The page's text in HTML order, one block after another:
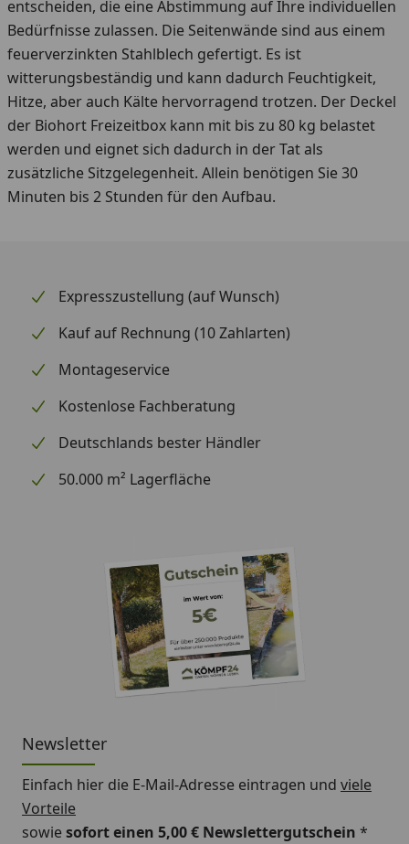
entscheiden, die eine Abstimmung auf Ihre individuellen
Bedürfnisse zulassen. Die Seitenwände sind aus einem
feuerverzinkten Stahlblech gefertigt. Es ist
witterungsbeständig und kann dadurch Feuchtigkeit,
Hitze, aber auch Kälte hervorragend trotzen. Der Deckel
der Biohort Freizeitbox kann mit bis zu 80 kg belastet
werden und eignet sich dadurch in der Tat als
zusätzliche Sitzgelegenheit. Allein benötigen Sie 30
Minuten bis 2 Stunden für den Aufbau.
Expresszustellung (auf Wunsch)
Kauf auf Rechnung (10 Zahlarten)
Montageservice
Kostenlose Fachberatung
Deutschlands bester Händler
50.000 m² Lagerfläche
Newsletter
Einfach hier die E-Mail-Adresse eintragen und viele
Vorteile
sowiesofort einen 5,00 € Newslettergutschein *